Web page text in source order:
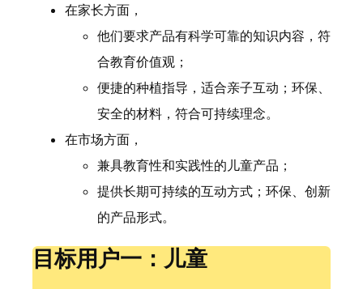
在家长方面，
他们要求产品有科学可靠的知识内容，符
合教育价值观；
便捷的种植指导，适合亲子互动；环保、
安全的材料，符合可持续理念。
在市场方面，
兼具教育性和实践性的儿童产品；
提供长期可持续的互动方式；环保、创新
的产品形式。
目标用户一：儿童